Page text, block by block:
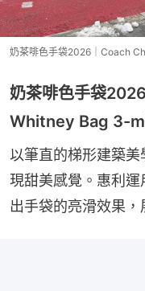
奶茶啡色手袋2026｜Coach
奶茶啡色手袋
Whitney Bag 3-
以筆直的梯形建築
現甜美感覺。惠利
出手袋的亮滑效果